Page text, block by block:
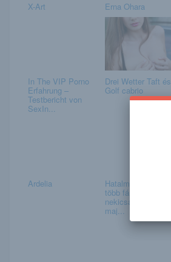
X-Art Erna Ohara
In The VIP Porno
Erfahrung –
Testbericht von
SexIn...
Drei Wetter Taft és
Golf cabrio
Ardelia Hatalmas baleset:
több fának is
nekicsapódott,
maj...